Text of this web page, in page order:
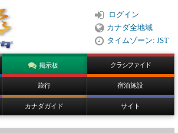
ログイン
カナダ全地域
タイムゾーン: JST
掲示板 クラシファイド
旅行 宿泊施設
カナダガイド サイト